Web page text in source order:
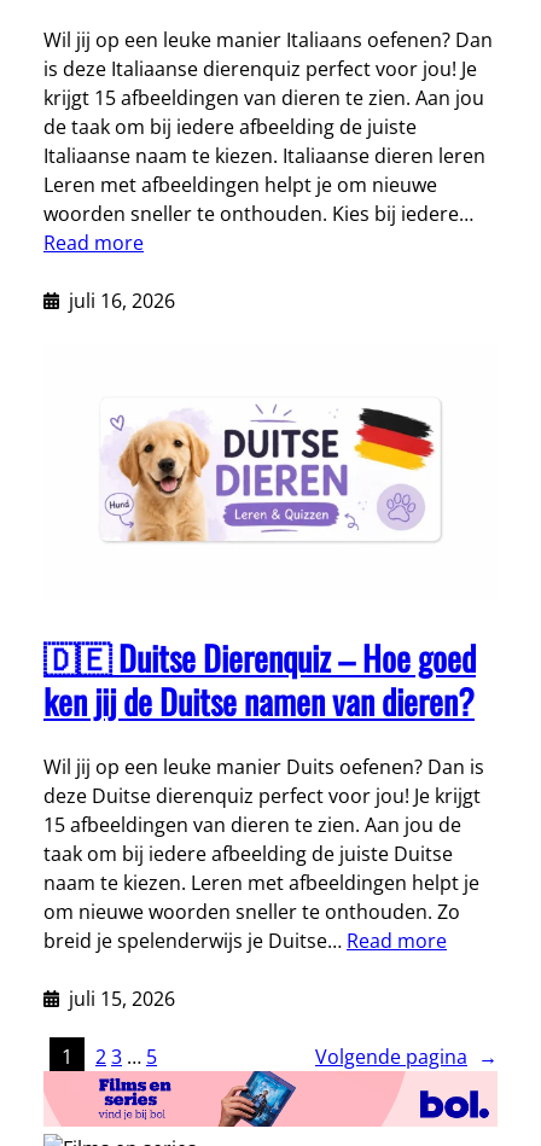
Wil jij op een leuke manier Italiaans oefenen? Dan
is deze Italiaanse dierenquiz perfect voor jou! Je
krijgt 15 afbeeldingen van dieren te zien. Aan jou
de taak om bij iedere afbeelding de juiste
Italiaanse naam te kiezen. Italiaanse dieren leren
Leren met afbeeldingen helpt je om nieuwe
woorden sneller te onthouden. Kies bij iedere…
Read more
juli 16, 2026
🇩🇪 Duitse Dierenquiz – Hoe goed
ken jij de Duitse namen van dieren?
Wil jij op een leuke manier Duits oefenen? Dan is
deze Duitse dierenquiz perfect voor jou! Je krijgt
15 afbeeldingen van dieren te zien. Aan jou de
taak om bij iedere afbeelding de juiste Duitse
naam te kiezen. Leren met afbeeldingen helpt je
om nieuwe woorden sneller te onthouden. Zo
breid je spelenderwijs je Duitse… Read more
juli 15, 2026
1 23 … 5 Volgende pagina →